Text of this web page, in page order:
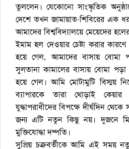
তুললেন। যেকোনো সাংস্কৃতিক
দেশে তখন জামায়াত-শিবিরের এক
আমাদের বিশ্ববিদ্যালয়ে মেয়েদের
ইমাম হল দেওয়ার চেষ্টা করার
হয়ে গেল, আমাদের বাসায় বোমা
সুলতানা কামালের বাসায় বোমা পড়া
হয়ে গেল। আমি মোটামুটি বিস্ময়
ব্যাপারকে তারা থোড়াই কেয়ার
যুদ্ধাপরাধীদের বিপক্ষে দীর্ঘদিন
জন্য এটি নতুন কিছু নয়। দুজনে
মুক্তিযোদ্ধা দম্পতি।
সুপ্রিয় চক্রবর্তীকে আমি এই সময়